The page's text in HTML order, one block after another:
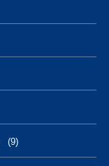
(9)